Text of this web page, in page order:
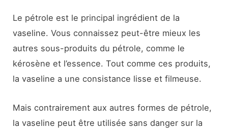
Le pétrole est le principal ingrédient de la
vaseline. Vous connaissez peut-être mieux les
autres sous-produits du pétrole, comme le
kérosène et l’essence. Tout comme ces produits,
la vaseline a une consistance lisse et filmeuse.
Mais contrairement aux autres formes de pétrole,
la vaseline peut être utilisée sans danger sur la